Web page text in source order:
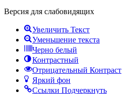
Версия для слабовидящих
Увеличить Текст
Уменьшение текста
Черно белый
Контрастный
Отрицательный Контраст
Яркий фон
Ссылки Подчеркнуть